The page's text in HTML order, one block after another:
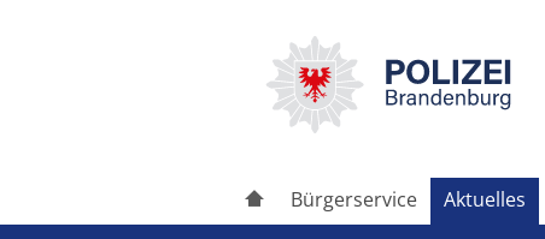
Bürgerservice Aktuelles